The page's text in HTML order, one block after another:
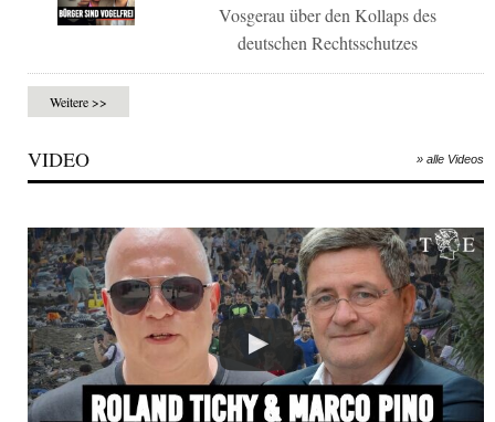
Vosgerau über den Kollaps des
deutschen Rechtsschutzes
Weitere >>
VIDEO » alle Videos